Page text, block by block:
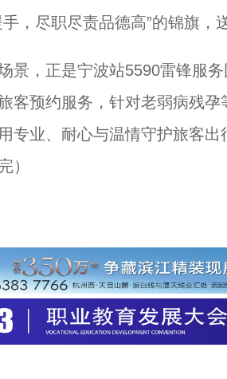
，尽职尽责品德高”的锦旗，
，正是宁波站5590雷锋服务
客预约服务，针对老弱病残
专业、耐心与温情守护旅客
）